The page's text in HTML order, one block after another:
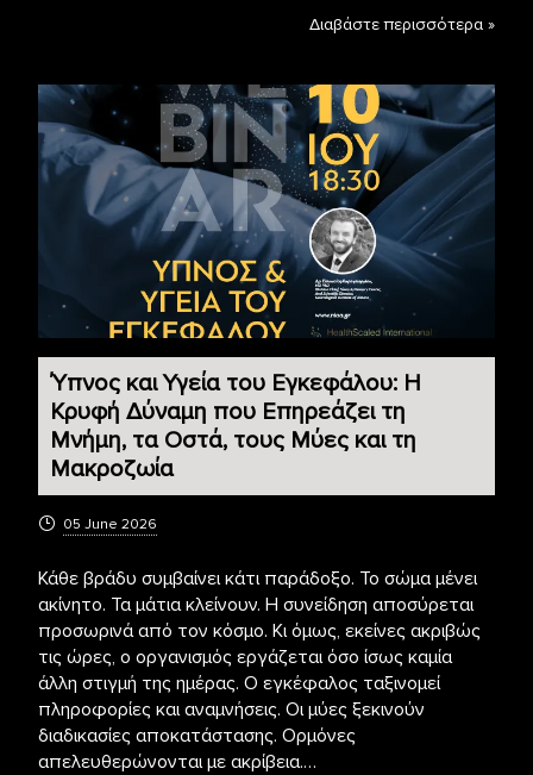
Διαβάστε περισσότερα »
Ύπνος και Υγεία του Εγκεφάλου: Η
Κρυφή Δύναμη που Επηρεάζει τη
Μνήμη, τα Οστά, τους Μύες και τη
Μακροζωία
05 June 2026
Κάθε βράδυ συμβαίνει κάτι παράδοξο. Το σώμα μένει
ακίνητο. Τα μάτια κλείνουν. Η συνείδηση αποσύρεται
προσωρινά από τον κόσμο. Κι όμως, εκείνες ακριβώς
τις ώρες, ο οργανισμός εργάζεται όσο ίσως καμία
άλλη στιγμή της ημέρας. Ο εγκέφαλος ταξινομεί
πληροφορίες και αναμνήσεις. Οι μύες ξεκινούν
διαδικασίες αποκατάστασης. Ορμόνες
απελευθερώνονται με ακρίβεια.…